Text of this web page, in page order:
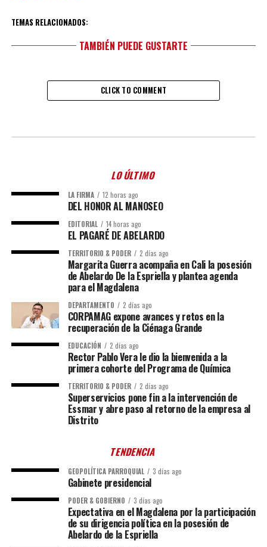
TEMAS RELACIONADOS:
TAMBIÉN PUEDE GUSTARTE
CLICK TO COMMENT
LO ÚLTIMO
LA FIRMA 12 horas ago
DEL HONOR AL MANOSEO
EDITORIAL 14 horas ago
EL PAGARÉ DE ABELARDO
TERRITORIO & PODER 2 días ago
Margarita Guerra acompaña en Cali la posesión
de Abelardo De la Espriella y plantea agenda
para el Magdalena
DEPARTAMENTO 2 días ago
CORPAMAG expone avances y retos en la
recuperación de la Ciénaga Grande
EDUCACIÓN 2 días ago
Rector Pablo Vera le dio la bienvenida a la
primera cohorte del Programa de Química
TERRITORIO & PODER 2 días ago
Superservicios pone fin a la intervención de
Essmar y abre paso al retorno de la empresa al
Distrito
TENDENCIA
GEOPOLÍTICA PARROQUIAL 3 días ago
Gabinete presidencial
PODER & GOBIERNO 3 días ago
Expectativa en el Magdalena por la participación
de su dirigencia política en la posesión de
Abelardo de la Espriella